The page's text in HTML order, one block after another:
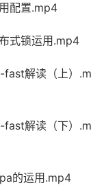
配置.mp4
式锁运用.mp4
fast解读（上）.m
fast解读（下）.m
的运用.mp4